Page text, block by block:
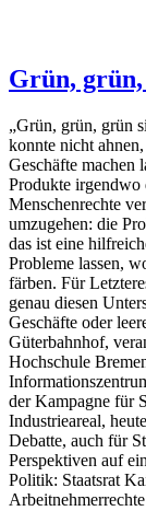
Grün,
„Grün, grün, grün
konnte nicht
Geschäfte machen
Produkte
Menschenrechte
umzugehen: die
das ist eine
Probleme lassen,
färben. Für
genau diesen
Geschäfte oder
Güterbahnhof,
Hochschule
der Kampagne für
Industrieareal,
Debatte, auch für
Perspektiven auf
Politik: Staatsrat